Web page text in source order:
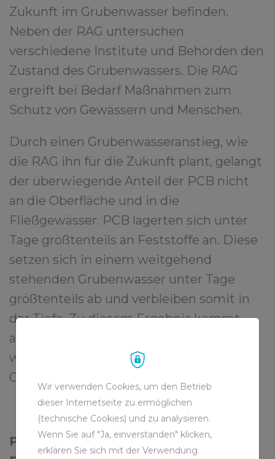
Zukunft im Grubenwasser befinden.
Neben der RAG untersuchen
verschiedene Institute und Behörden den
Zustand des Grubenwassers. Die RAG
ergreift bei Bedarf Maßnahmen zum
Schutz von Gewässern und Menschen.
Durch einen Grubenwasseranstieg, wie
die RAG ihn für die Zukunft plant, gelangt
der überwiegende Anteil der PCB nicht
an die Oberfläche und in die
Fließgewässer. PCB lagerten sich unter
Tage größtenteils an Feststoffe an. Diese
setzen sich in einem weitgehend
stehenden Grubenwasser unter Tage
größtenteils ab und verbleiben somit in
der Tiefe. Zu diesem Ergebnis kommt
auch ein im Auftrag der nordrhein-
westfälischen Landesregierung erstelltes
Gutachten.
Pilotstudie zu gesundheitlicher
Wir verwenden Cookies, um den Betrieb
dieser Internetseite zu ermöglichen
(technische Cookies) und zu analysieren.
Wenn Sie auf "Ja, einverstanden" klicken,
erklären Sie sich mit der Verwendung